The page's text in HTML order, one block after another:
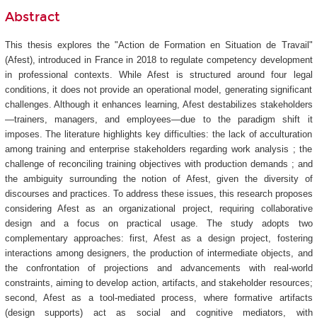
Abstract
This thesis explores the "Action de Formation en Situation de Travail"
(Afest), introduced in France in 2018 to regulate competency development
in professional contexts. While Afest is structured around four legal
conditions, it does not provide an operational model, generating significant
challenges. Although it enhances learning, Afest destabilizes stakeholders
—trainers, managers, and employees—due to the paradigm shift it
imposes. The literature highlights key difficulties: the lack of acculturation
among training and enterprise stakeholders regarding work analysis ; the
challenge of reconciling training objectives with production demands ; and
the ambiguity surrounding the notion of Afest, given the diversity of
discourses and practices. To address these issues, this research proposes
considering Afest as an organizational project, requiring collaborative
design and a focus on practical usage. The study adopts two
complementary approaches: first, Afest as a design project, fostering
interactions among designers, the production of intermediate objects, and
the confrontation of projections and advancements with real-world
constraints, aiming to develop action, artifacts, and stakeholder resources;
second, Afest as a tool-mediated process, where formative artifacts
(design supports) act as social and cognitive mediators, with